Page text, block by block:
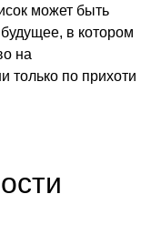
может быть
в котором
на
только по прихоти